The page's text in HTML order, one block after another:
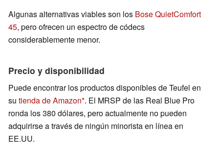
Algunas alternativas viables son los Bose QuietComfort
45, pero ofrecen un espectro de códecs
considerablemente menor.
Precio y disponibilidad
Puede encontrar los productos disponibles de Teufel en
su tienda de Amazon . El MRSP de las Real Blue Pro
ronda los 380 dólares, pero actualmente no pueden
adquirirse a través de ningún minorista en línea en
EE.UU.